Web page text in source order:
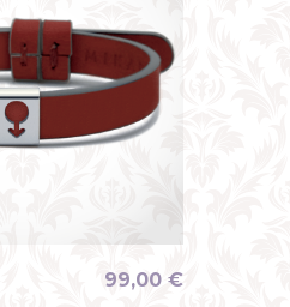
99,00 €